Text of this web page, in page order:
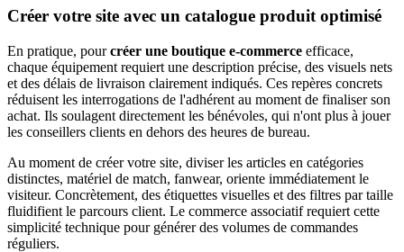
Créer votre site avec un catalogue produit optimisé
En pratique, pourcréer une boutique e-commerce efficace,
chaque équipement requiert une description précise, des visuels nets
et des délais de livraison clairement indiqués. Ces repères concrets
réduisent les interrogations de l'adhérent au moment de finaliser son
achat. Ils soulagent directement les bénévoles, qui n'ont plus à jouer
les conseillers clients en dehors des heures de bureau.
Au moment de créer votre site, diviser les articles en catégories
distinctes, matériel de match, fanwear, oriente immédiatement le
visiteur. Concrètement, des étiquettes visuelles et des filtres par taille
fluidifient le parcours client. Le commerce associatif requiert cette
simplicité technique pour générer des volumes de commandes
réguliers.